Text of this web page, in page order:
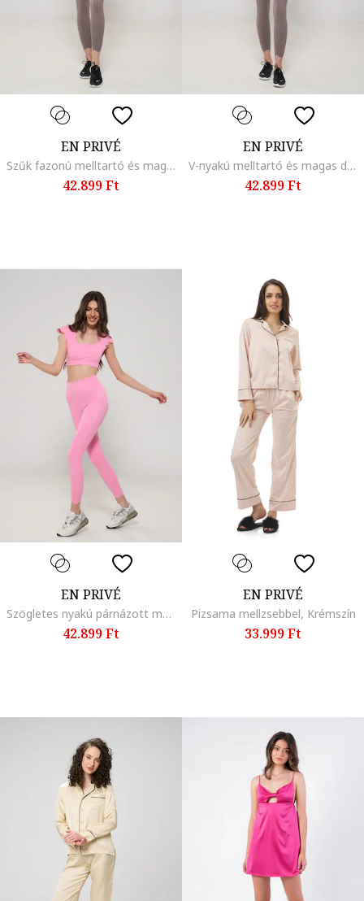
EN PRIVÉ
Szűk fazonú melltartó és magas derekú leggings szett, Tópbarna
42.899 Ft
EN PRIVÉ
V-nyakú melltartó és magas derekú leggings szett, Tópbarna
42.899 Ft
EN PRIVÉ
Szögletes nyakú párnázott melltartó és leggings szett, Pasztellrózsaszín
42.899 Ft
EN PRIVÉ
Pizsama mellzsebbel, Krémszín
33.999 Ft